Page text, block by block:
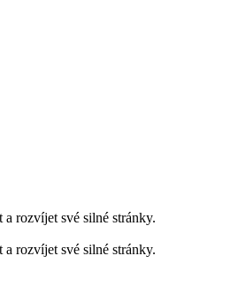
rozvíjet své silné stránky.
rozvíjet své silné stránky.